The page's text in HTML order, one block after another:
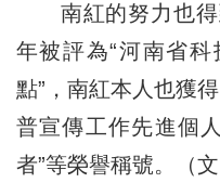
南紅的努力也得
年被評為“河南省
點”，南紅本人也獲
普宣傳工作先進個
者”等榮譽稱號。（